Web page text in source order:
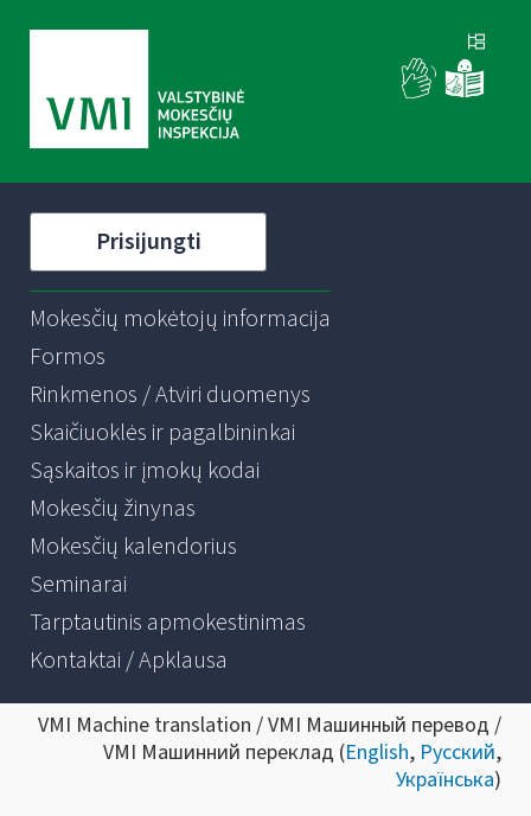
Prisijungti
Mokesčių mokėtojų informacija
Formos
Rinkmenos / Atviri duomenys
Skaičiuoklės ir pagalbininkai
Sąskaitos ir įmokų kodai
Mokesčių žinynas
Mokesčių kalendorius
Seminarai
Tarptautinis apmokestinimas
Kontaktai / Apklausa
VMI Machine translation / VMI Машинный перевод /
VMI Машинний переклад (English, Русский,
Українська)